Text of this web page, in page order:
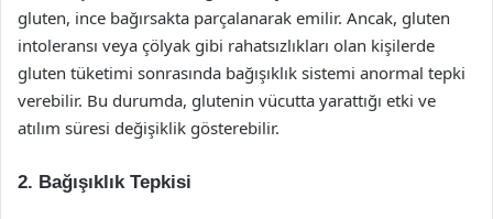
gluten, ince bağırsakta parçalanarak emilir. Ancak, gluten
intoleransı veya çölyak gibi rahatsızlıkları olan kişilerde
gluten tüketimi sonrasında bağışıklık sistemi anormal tepki
verebilir. Bu durumda, glutenin vücutta yarattığı etki ve
atılım süresi değişiklik gösterebilir.
2. Bağışıklık Tepkisi